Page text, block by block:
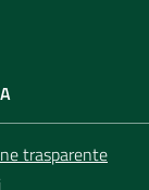
trasparente